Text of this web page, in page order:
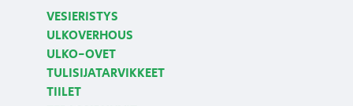
VESIERISTYS
ULKOVERHOUS
ULKO-OVET
TULISIJATARVIKKEET
TIILET